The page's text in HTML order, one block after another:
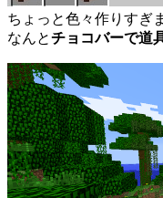
ちょっと色々作りすぎ
なんとチョコバーで道